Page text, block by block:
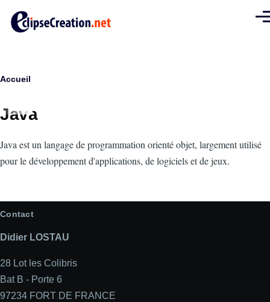
Fil
Accueil
Java
Intro
Java est un langage de programmation orienté objet, largement utilisé
pour le développement d'applications, de logiciels et de jeux.
Contact
Didier LOSTAU
28 Lot les Colibris
Bat B - Porte 6
97234 FORT DE FRANCE